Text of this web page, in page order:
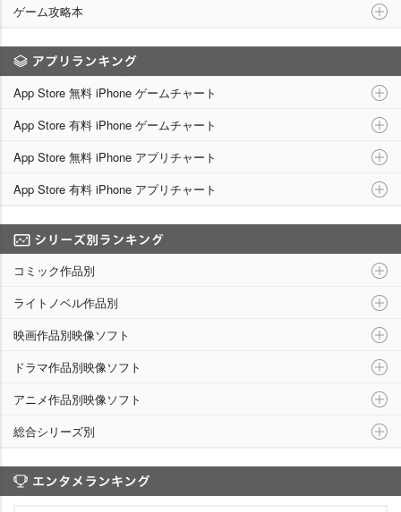
ゲーム攻略本
App Store 無料 iPhone ゲームチャート
App Store 有料 iPhone ゲームチャート
App Store 無料 iPhone アプリチャート
App Store 有料 iPhone アプリチャート
コミック作品別
ライトノベル作品別
映画作品別映像ソフト
ドラマ作品別映像ソフト
アニメ作品別映像ソフト
総合シリーズ別